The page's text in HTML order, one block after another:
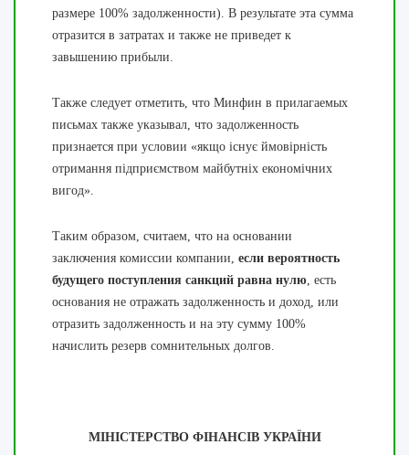
размере 100% задолженности). В результате эта сумма
отразится в затратах и также не приведет к
завышению прибыли.
Также следует отметить, что Минфин в прилагаемых
письмах также указывал, что задолженность
признается при условии «якщо існує ймовірність
отримання підприємством майбутніх економічних
вигод».
Таким образом, считаем, что на основании
заключения комиссии компании, если вероятность
будущего поступления санкций равна нулю, есть
основания не отражать задолженность и доход, или
отразить задолженность и на эту сумму 100%
начислить резерв сомнительных долгов.
МІНІСТЕРСТВО ФІНАНСІВ УКРАЇНИ